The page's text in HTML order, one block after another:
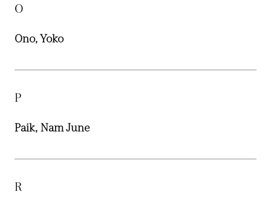
O
Ono, Yoko
P
Paik, Nam June
R